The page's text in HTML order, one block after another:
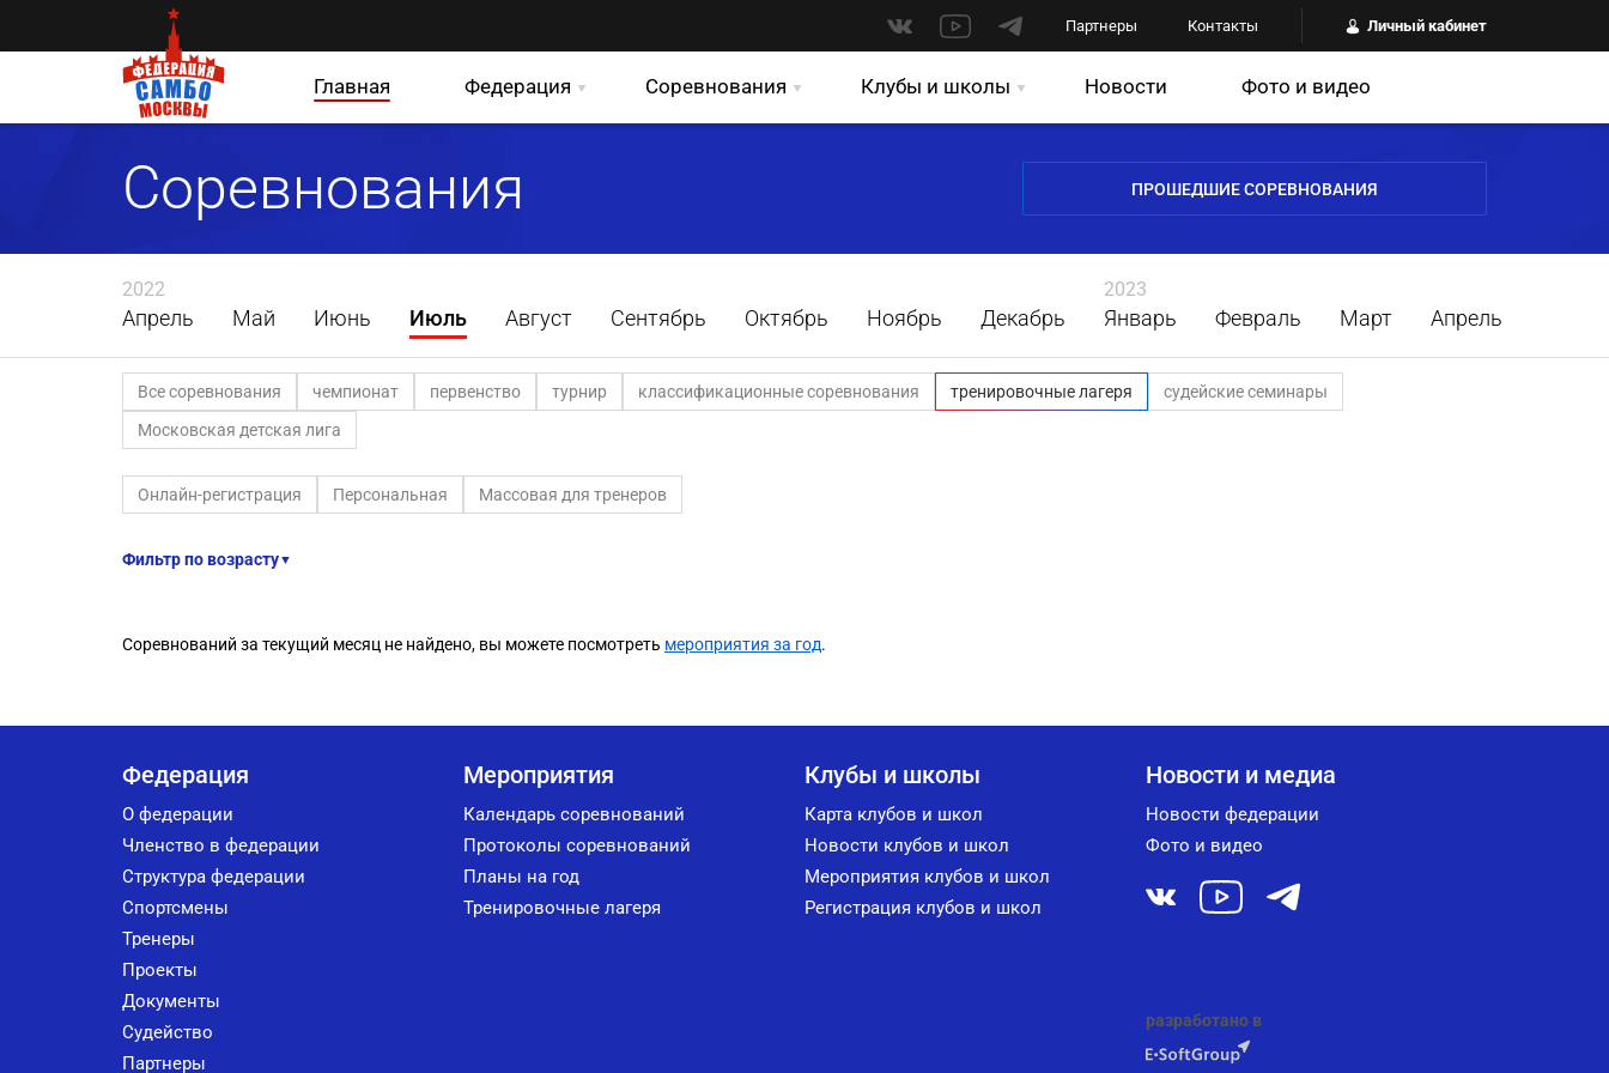
Партнеры Контакты Личный кабинет
Главная Федерация Соревнования Клубы и школы Новости Фото и видео
Соревнования ПРОШЕДШИЕ СОРЕВНОВАНИЯ
2022
Апрель Май Июнь Июль Август Сентябрь Октябрь Ноябрь Декабрь
2023
Январь Февраль Март Апрель
Все соревнования чемпионат первенство турнир классификационные соревнования тренировочные лагеря
судейские семинары
Московская детская лига
Онлайн-регистрация Персональная Массовая для тренеров
Фильтр по возрасту▼
Соревнований за текущий месяц не найдено, вы можете посмотреть мероприятия за год.
Федерация
О федерации
Членство в федерации
Структура федерации
Спортсмены
Тренеры
Проекты
Документы
Судейство
Партнеры
Мероприятия
Календарь соревнований
Протоколы соревнований
Планы на год
Тренировочные лагеря
Клубы и школы
Карта клубов и школ
Новости клубов и школ
Мероприятия клубов и школ
Регистрация клубов и школ
Новости и медиа
Новости федерации
Фото и видео
разработано в